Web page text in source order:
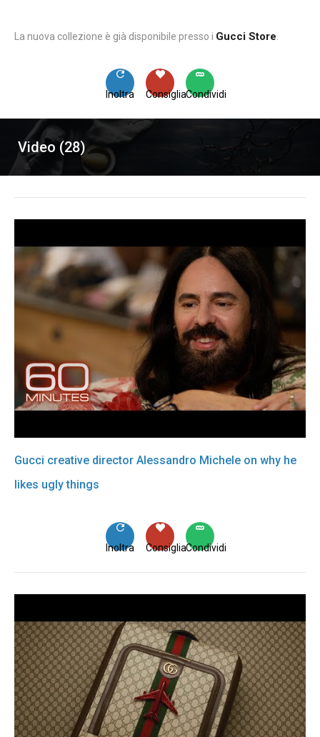
La nuova collezione è già disponibile presso i Gucci Store
Condividi
Consiglia
Inoltra
Video (28)
Gucci creative director Alessandro Michele on why he
likes ugly things
Condividi
Consiglia
Inoltra